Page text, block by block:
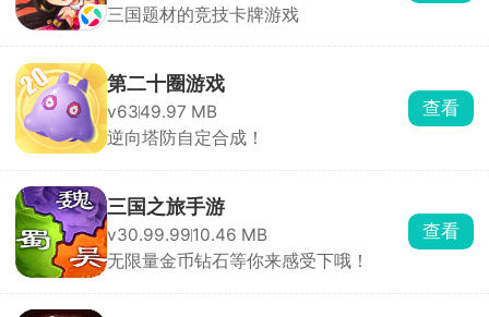
三国题材的竞技卡牌游戏
第二十圈游戏
v6349.97 MB
逆向塔防自定合成！
查看
三国之旅手游
v30.99.9910.46 MB
无限量金币钻石等你来感受下哦！
查看